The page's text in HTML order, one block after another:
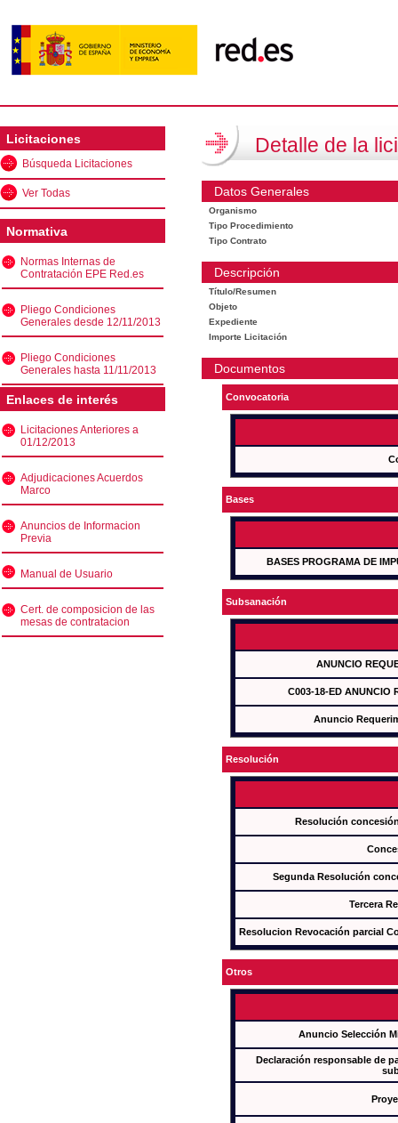
Licitaciones
Búsqueda Licitaciones
Ver Todas
Normativa
Normas Internas de
Contratación EPE Red.es
Pliego Condiciones
Generales desde 12/11/2013
Pliego Condiciones
Generales hasta 11/11/2013
Enlaces de interés
Licitaciones Anteriores a
01/12/2013
Adjudicaciones Acuerdos
Marco
Anuncios de Informacion
Previa
Manual de Usuario
Cert. de composicion de las
mesas de contratacion
Detalle de la
Datos Generales
Organismo
Tipo Procedimiento
Tipo Contrato
Descripción
Título/Resumen
Objeto
Expediente
Importe Licitación
Documentos
Convocatoria
Bases
BASES PROGRAMA DE
Subsanación
ANUNCIO
C003-18-ED ANUNCIO
Anuncio
Resolución
Resolución
Segunda Resolución
Tercera
Resolucion Revocación parcial
Otros
Anuncio Selección
Declaración responsable de